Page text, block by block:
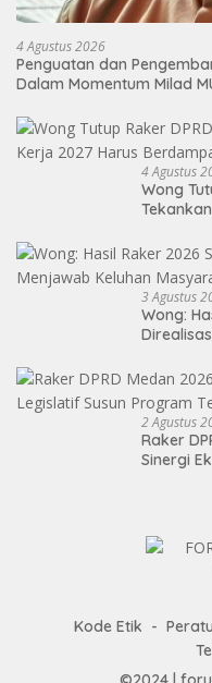
4 Agustus 2026
Penguatan dan
Dalam Momentum Milad
4 Agustus
Wong
3 Agustus
Wong:
2 Agustus
Raker
Sinergi
Kode Etik